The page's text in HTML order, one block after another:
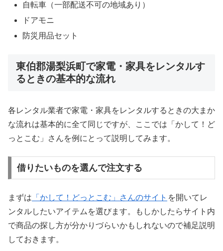
自転車（一部配送不可の地域あり）
ドアモニ
防災用品セット
東伯郡湯梨浜町で家電・家具をレンタルす
るときの基本的な流れ
各レンタル業者で家電・家具をレンタルするときの大まか
な流れは基本的に全て同じですが、ここでは「かして！ど
っとこむ」さんを例にとって説明してみます。
借りたいものを選んで注文する
まずは 「かして！どっとこむ」さんのサイト を開いてレ
ンタルしたいアイテムを選びます。もしかしたらサイト内
で商品の探し方が分かりづらいかもしれないので補足説明
しておきます。